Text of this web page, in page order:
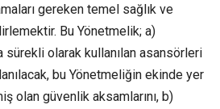
gereken temel sağlık ve
Bu Yönetmelik; a)
sürekli olarak kullanılan asansörleri
bu Yönetmeliğin ekinde yer
olan güvenlik aksamlarını, b)